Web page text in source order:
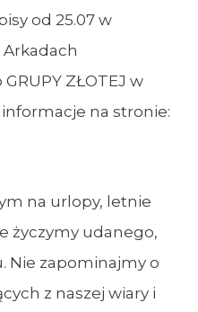
od 25.07 w
Arkadach
ZŁOTEJ w
informacje na stronie:
na urlopy, letnie
życzymy udanego,
Nie zapominajmy o
z naszej wiary i